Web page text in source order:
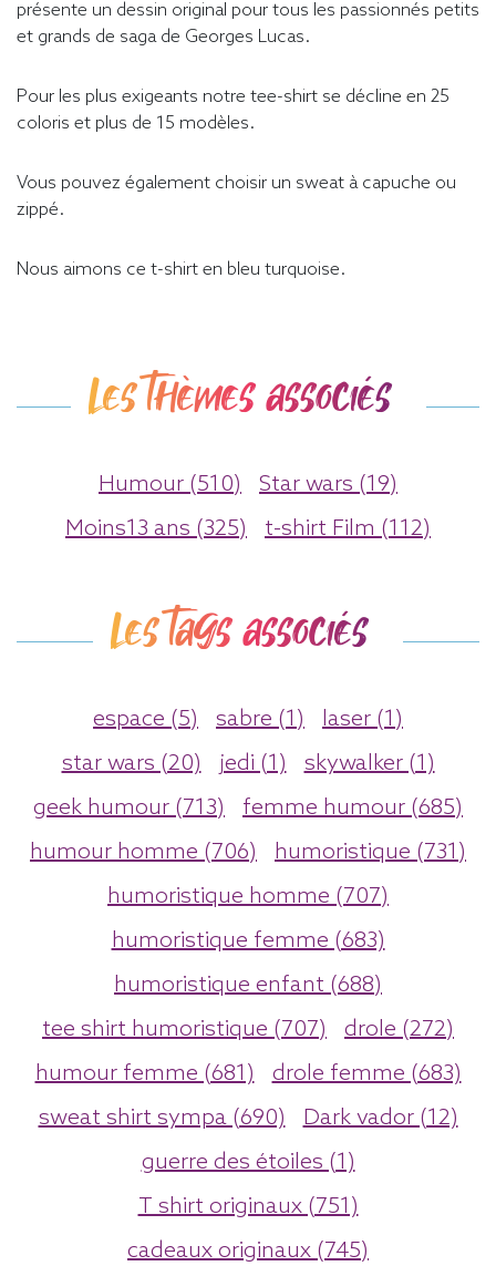
présente un dessin original pour tous les passionnés petits
et grands de saga de Georges Lucas.
Pour les plus exigeants notre tee-shirt se décline en 25
coloris et plus de 15 modèles.
Vous pouvez également choisir un sweat à capuche ou
zippé.
Nous aimons ce t-shirt en bleu turquoise.
Les thèmes associés
Humour (510)
Star wars (19)
Moins13 ans (325)
t-shirt Film (112)
Les tags associés
espace (5) sabre (1)
laser (1)
star wars (20)
jedi (1)
skywalker (1)
geek humour (713)
femme humour (685)
humour homme (706)
humoristique (731)
humoristique homme (707)
humoristique femme (683)
humoristique enfant (688)
tee shirt humoristique (707)
drole (272)
humour femme (681)
drole femme (683)
sweat shirt sympa (690)
Dark vador (12)
guerre des étoiles (1)
T shirt originaux (751)
cadeaux originaux (745)